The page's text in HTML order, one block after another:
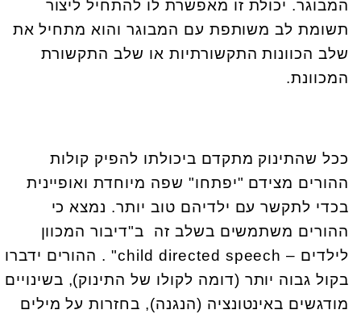
המבוגר. יכולת זו מאפשרת לו להתחיל ליצור
תשומת לב משותפת עם המבוגר והוא מתחיל את
שלב הכוונות התקשורתיות או שלב התקשורת
המכוונת.
ככל שהתינוק מתקדם ביכולתו להפיק קולות
ההורים מצידם "יפתחו" שפה מיוחדת ואופיינית
בכדי לתקשר עם ילדיהם טוב יותר. נמצא כי
ההורים משתמשים בשלב זה ב"דיבור המכוון
לילדים – child directed speech" . ההורים ידברו
בקול גבוה יותר (דומה לקולו של התינוק), בשינויים
מודגשים באינטונציה (הנגנה), בחזרות על מילים